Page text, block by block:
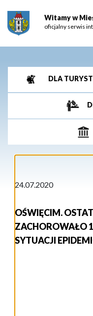
Witamy w
oficjalny serwis
DLA
24.07.2020
OŚWIĘCIM.
ZACHOROWAŁO
SYTUACJI